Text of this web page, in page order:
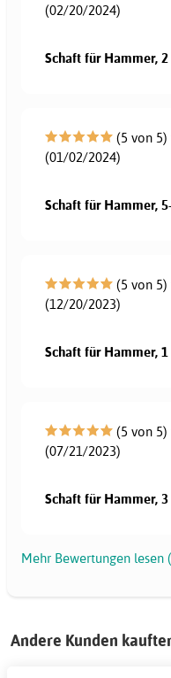
(02/20/2024)
Schaft für Hammer,
(5 von
(01/02/2024)
Schaft für Hammer,
(5 von
(12/20/2023)
Schaft für Hammer,
(5 von
(07/21/2023)
Schaft für Hammer,
Mehr Bewertungen lesen
Andere Kunden